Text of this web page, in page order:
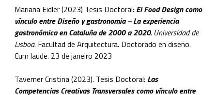
Mariana Eidler (2023) Tesis Doctoral: El Food Design como
vínculo entre Diseño y gastronomia – La experiencia
gastronómica en Cataluña de 2000 a 2020.Universidad de
Lisboa. Facultad de Arquitectura. Doctorado en diseño.
Cum laude. 23 de janeiro 2023
Taverner Cristina (2023). Tesis Doctoral: Las
Competencias Creativas Transversales como vínculo entre